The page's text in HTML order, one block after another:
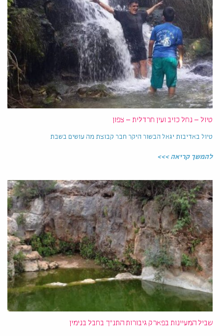
טיול – נחל כזיב ועין חרדלית – צפון
טיול באדיבות יגאל הבשור היקר חבר קבוצת מה עושים בשבת
להמשך קריאה >>>
שביל המעיינות בפארק גיבורות התנ"ך בחבל בנימין